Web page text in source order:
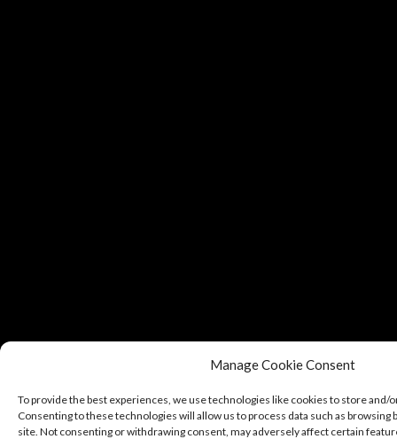
Manage Cookie Consent
To provide the best experiences, we use technologies like cookies to store and/
Consenting to these technologies will allow us to process data such as browsing
site. Not consenting or withdrawing consent, may adversely affect certain